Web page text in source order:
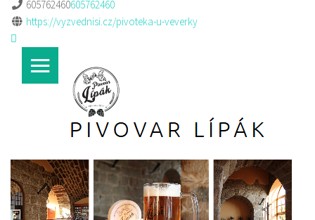
605762460605762460
https://vyzvednisi.cz/pivoteka-u-veverky